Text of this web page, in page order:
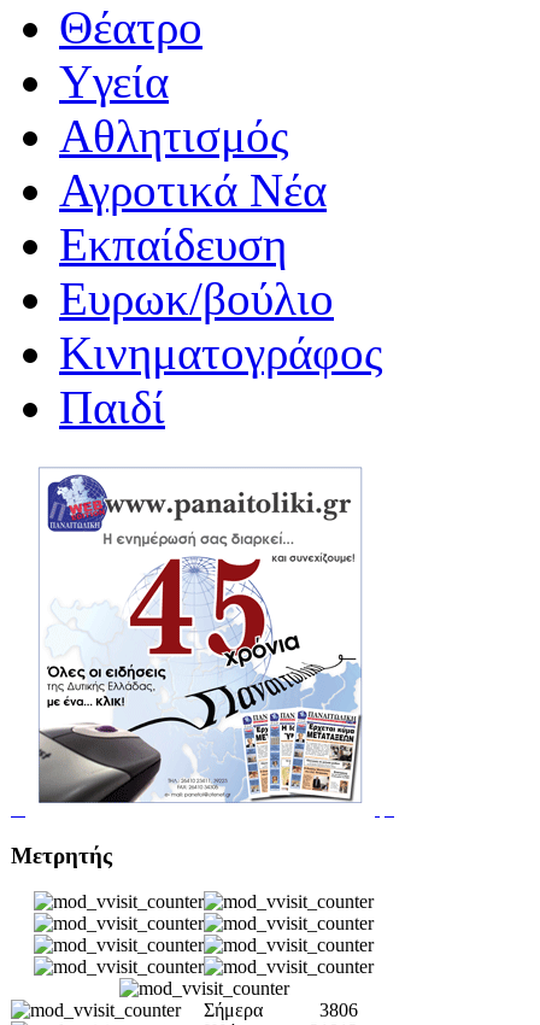
Θέατρο
Yγεία
Αθλητισμός
Αγροτικά Νέα
Εκπαίδευση
Ευρωκ/βούλιο
Κινηματογράφος
Παιδί
Μετρητής
Σήμερα
3806